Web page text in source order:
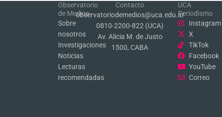
Observatorio
de Medios
Sobre
nosotros
Investigaciones
Noticias
Lecturas
recomendadas
Contacto
observatoriodemedios@uca.edu.ar
0810-2200-822 (UCA)
Av. Alicia M. de Justo
1500, CABA
UCA
Periodismo
Instagram
X
TikTok
Facebook
YouTube
Correo